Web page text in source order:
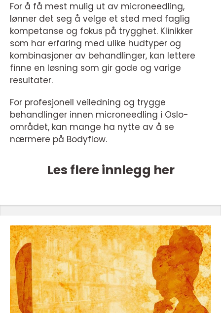
For å få mest mulig ut av microneedling,
lønner det seg å velge et sted med faglig
kompetanse og fokus på trygghet. Klinikker
som har erfaring med ulike hudtyper og
kombinasjoner av behandlinger, kan lettere
finne en løsning som gir gode og varige
resultater.
For profesjonell veiledning og trygge
behandlinger innen microneedling i Oslo-
området, kan mange ha nytte av å se
nærmere på Bodyflow.
Les flere innlegg her